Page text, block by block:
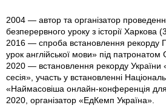
2004 — автор та організатор
безперервного уроку з історії Харкова
2016 — спроба встановлення рекорду
урок англійської мови» під патронатом
2020 — встановлення рекорду України
сесія», участь у встановленні
«Наймасовіша онлайн-конференція
2020, організатор «ЕдКемп Україна».